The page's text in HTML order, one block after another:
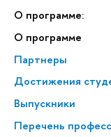
О программе:
О программе
Партнеры
Достижения
Выпускники
Перечень